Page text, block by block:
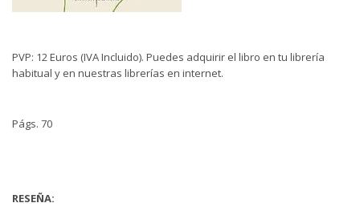
PVP: 12 Euros (IVA Incluido). Puedes adquirir el libro en tu librería
habitual y en nuestras librerías en internet.
Págs. 70
RESEÑA: